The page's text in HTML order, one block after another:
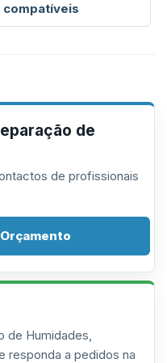
de
de profissionais
de Humidades,
responda a pedidos na